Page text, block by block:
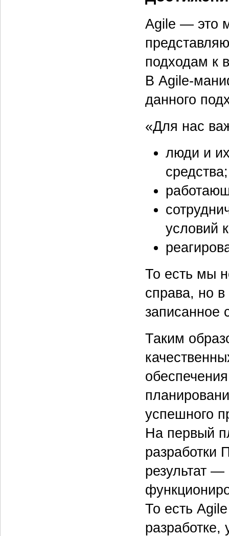
Agile — это
подходам к
В Agile-
данного
«Для нас
люди и
средства;
условий
То есть мы
справа, но
записанное
Таким
успешного
На первый
результат
То есть